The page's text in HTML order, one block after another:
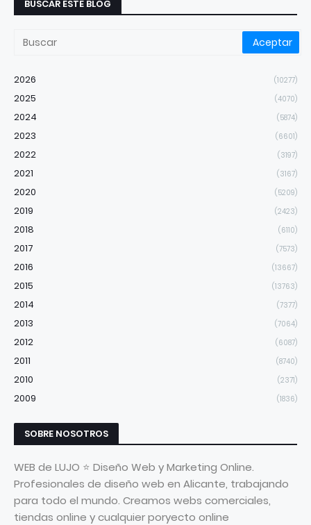
BUSCAR ESTE BLOG
2026 (10277)
2025 (4070)
2024 (5874)
2023 (6601)
2022 (3197)
2021 (3167)
2020 (5209)
2019 (2423)
2018 (6110)
2017 (7573)
2016 (13667)
2015 (13763)
2014 (7377)
2013 (7064)
2012 (6087)
2011 (8740)
2010 (2371)
2009 (1836)
SOBRE NOSOTROS
WEB de LUJO ⭐ Diseño Web y Marketing Online.
Profesionales de diseño web en Alicante, trabajando
para todo el mundo. Creamos webs comerciales,
tiendas online y cualquier poryecto online